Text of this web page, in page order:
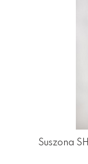
Suszona